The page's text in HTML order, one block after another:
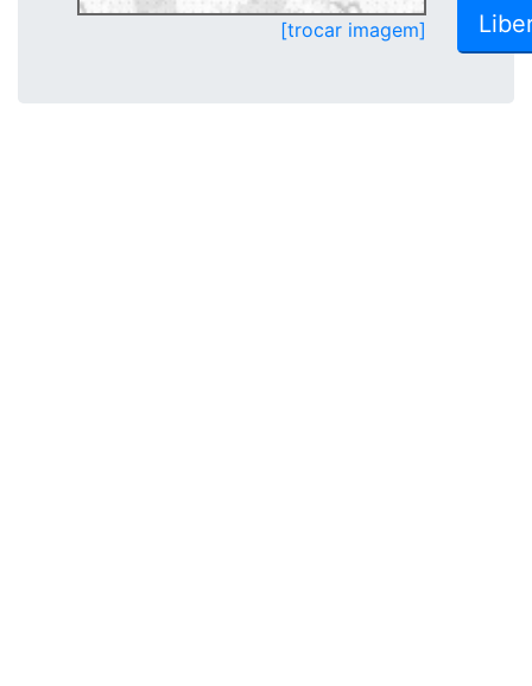
[trocar imagem]